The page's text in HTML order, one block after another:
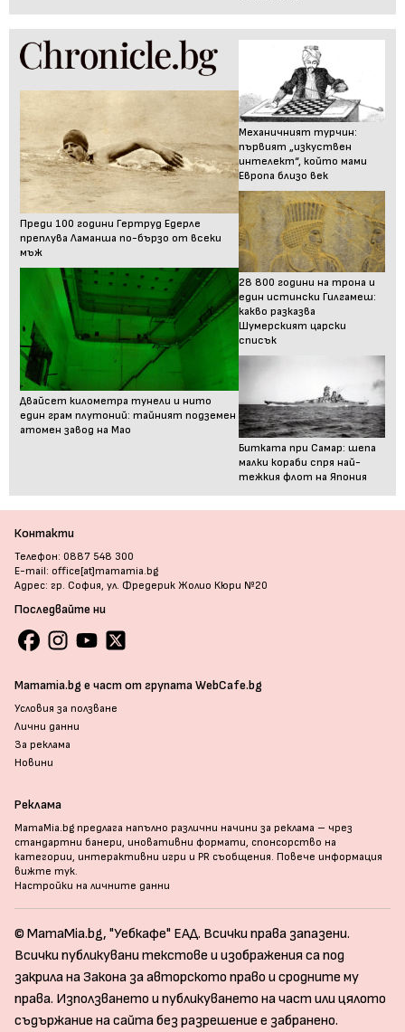
Преди 100 години Гертруд Едерле
преплува Ламанша по-бързо от всеки
мъж
Двайсет километра тунели и нито
един грам плутоний: тайният подземен
атомен завод на Мао
Механичният турчин:
първият „изкуствен
интелект“, който мами
Европа близо век
28 800 години на трона и
един истински Гилгамеш:
какво разказва
Шумерският царски
списък
Битката при Самар: шепа
малки кораби спря най-
тежкия флот на Япония
Контакти
Телефон: 0887 548 300
E-mail: office[at]mamamia.bg
Адрес: гр. София, ул. Фредерик Жолио Кюри №20
Последвайте ни
Mamamia.bg е част от групата WebCafe.bg
Условия за ползване
Лични данни
За реклама
Новини
Реклама
MamaMia.bg предлага напълно различни начини за реклама – чрез
стандартни банери, иновативни формати, спонсорство на
категории, интерактивни игри и PR съобщения. Повече информация
вижте тук.
Настройки на личните данни
© MamaMia.bg, "Уебкафе" ЕАД. Всички права запазени.
Всички публикувани текстове и изображения са под
закрила на Закона за авторското право и сродните му
права. Използването и публикуването на част или цялото
съдържание на сайта без разрешение е забранено.